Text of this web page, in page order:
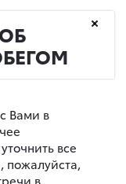
Вами в
все
пожалуйста,
в